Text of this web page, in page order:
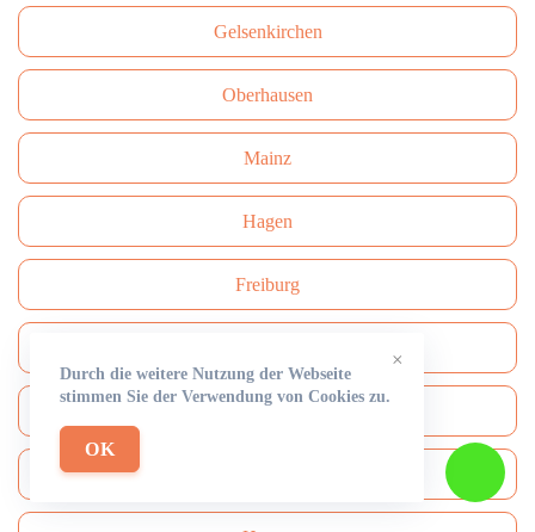
Gelsenkirchen
Oberhausen
Mainz
Hagen
Freiburg
Сhemnitz
×
Durch die weitere Nutzung der Webseite
stimmen Sie der Verwendung von Cookies zu.
OK